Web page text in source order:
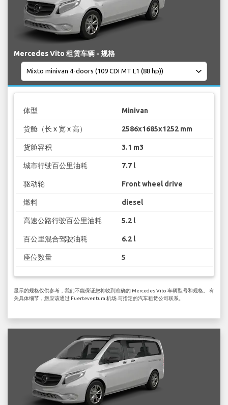
Mercedes Vito 租赁车辆 - 规格
体型 Minivan
货舱（长 x 宽 x 高） 2586x1685x1252 mm
货舱容积 3.1 m3
城市行驶百公里油耗 7.7 l
驱动轮 Front wheel drive
燃料 diesel
高速公路行驶百公里油耗 5.2 l
百公里混合驾驶油耗 6.2 l
座位数量 5
显示的规格仅供参考，我们不能保证您将收到准确的 Mercedes Vito 车辆型号和规格。 有
关具体细节，您应该通过 Fuerteventura 机场 与指定的汽车租赁公司联系。